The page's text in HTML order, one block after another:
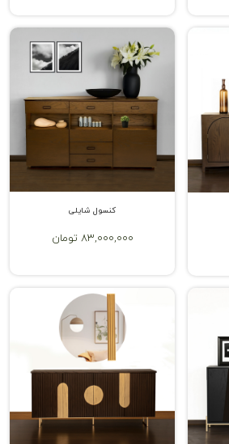
به شما نشان دهد؛ اما با این حال مزایای آینه و
اساس محل استفاده از این محصول تعیین کرد.
میان انواع میز کنسول، باید به محل استفاده
دکوراتیو پیرامون آن و همچنین المان‌های مهم
داشته باشید. این میز با متریال مختلفی اعم از
و چوب ساخته می‌شود. هر یک از این جنس‌ها نیز
دارند. برای مثال میزهای جنس استیل معمولاً
ست کردن سایر محصولات دکوراتیو با آنها
با برخی از محصولات دکوراتیو هماهنگی
یا محصولات ام دی اف نیز ممکن است از نظر
کنسول شایلی
83,000,000 تومان